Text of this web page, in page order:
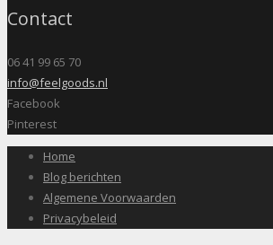
Contact
06 41 99 65 70
info@feelgoods.nl
Facebook
Pinterest
Home
Blog berichten
Algemene Voorwaarden
Privacybeleid